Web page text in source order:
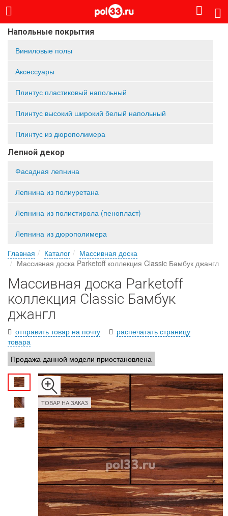
Напольные покрытия
Виниловые полы
Аксессуары
Плинтус пластиковый напольный
Плинтус высокий широкий белый напольный
Плинтус из дюрополимера
Лепной декор
Фасадная лепнина
Лепнина из полиуретана
Лепнина из полистирола (пенопласт)
Лепнина из дюрополимера
Главная
Каталог
Массивная доска
Массивная доска Parketoff коллекция Classic Бамбук джангл
Массивная доска Parketoff
коллекция Classic Бамбук
джангл
отправить товар на почту
распечатать страницу
товара
Продажа данной модели приостановлена
ТОВАР НА ЗАКАЗ